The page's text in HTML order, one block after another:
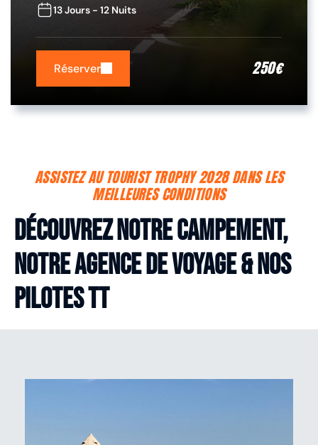
13 Jours - 12 Nuits
Réserver 250€
ASSISTEZ AU TOURIST TROPHY 2028 DANS LES
MEILLEURES CONDITIONS
Découvrez notre campement,
notre agence de voyage & nos
pilotes TT